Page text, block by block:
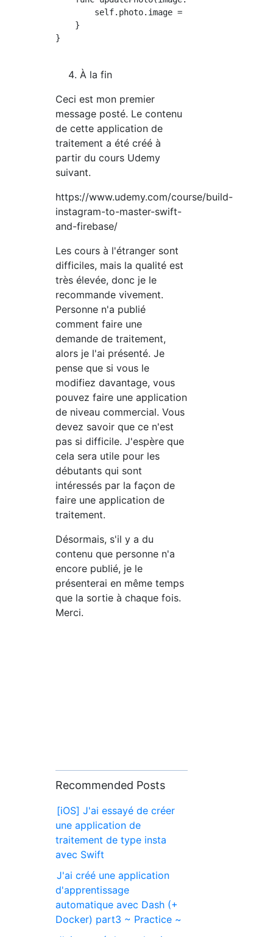
        self.photo.image = image
    }
}
À la fin
Ceci est mon premier
message posté. Le contenu
de cette application de
traitement a été créé à
partir du cours Udemy
suivant.
https://www.udemy.com/course/build-
instagram-to-master-swift-
and-firebase/
Les cours à l'étranger sont
difficiles, mais la qualité est
très élevée, donc je le
recommande vivement.
Personne n'a publié
comment faire une
demande de traitement,
alors je l'ai présenté. Je
pense que si vous le
modifiez davantage, vous
pouvez faire une application
de niveau commercial. Vous
devez savoir que ce n'est
pas si difficile. J'espère que
cela sera utile pour les
débutants qui sont
intéressés par la façon de
faire une application de
traitement.
Désormais, s'il y a du
contenu que personne n'a
encore publié, je le
présenterai en même temps
que la sortie à chaque fois.
Merci.
Recommended Posts
[iOS] J'ai essayé de créer
une application de
traitement de type insta
avec Swift
J'ai créé une application
d'apprentissage
automatique avec Dash (+
Docker) part3 ~ Practice ~